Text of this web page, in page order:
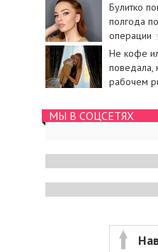
Булитко
полгода
операции
Не кофе
поведала,
рабочем
МЫ В СОЦСЕТЯХ